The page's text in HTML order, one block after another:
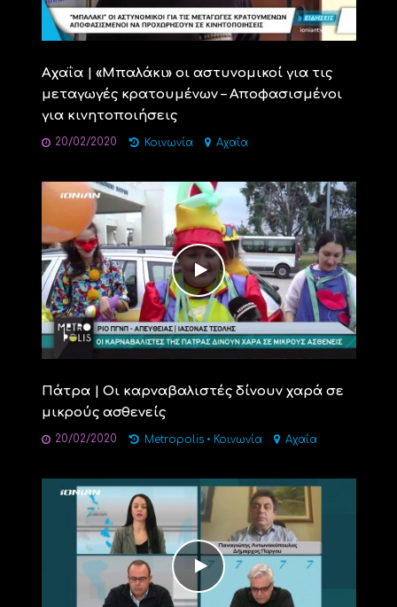
Αχαΐα | «Μπαλάκι» οι αστυνομικοί για τις
μεταγωγές κρατουμένων – Αποφασισμένοι
για κινητοποιήσεις
20/02/2020 Κοινωνία Αχαΐα
Πάτρα | Οι καρναβαλιστές δίνουν χαρά σε
μικρούς ασθενείς
20/02/2020 Metropolis • Κοινωνία Αχαΐα